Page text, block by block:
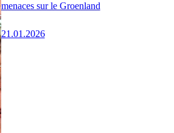
menaces sur le Groenland
21.01.2026